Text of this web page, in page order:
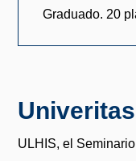
Graduado. 20
ULHIS, el